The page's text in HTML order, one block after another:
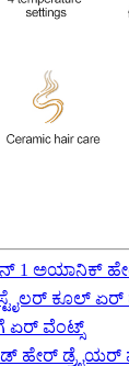
1 ಅಯಾನಿಕ್
ಸ್ಟೈಲರ್ ಕೂಲ್ ಏರ್
ಏರ್ ವೆಂಟ್ಸ್
ಹೇರ್